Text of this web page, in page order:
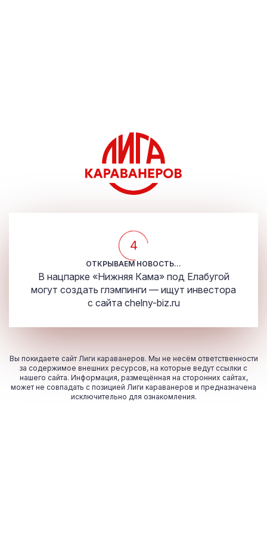
4
ОТКРЫВАЕМ НОВОСТЬ...
В нацпарке «Нижняя Кама» под Елабугой
могут создать глэмпинги — ищут инвестора
с сайта chelny-biz.ru
Вы покидаете сайт Лиги караванеров. Мы не несём ответственности
за содержимое внешних ресурсов, на которые ведут ссылки с
нашего сайта. Информация, размещённая на сторонних сайтах,
может не совпадать с позицией Лиги караванеров и предназначена
исключительно для ознакомления.